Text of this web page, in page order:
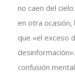
no caen del
en otra ocasión,
que «el exceso
confusión